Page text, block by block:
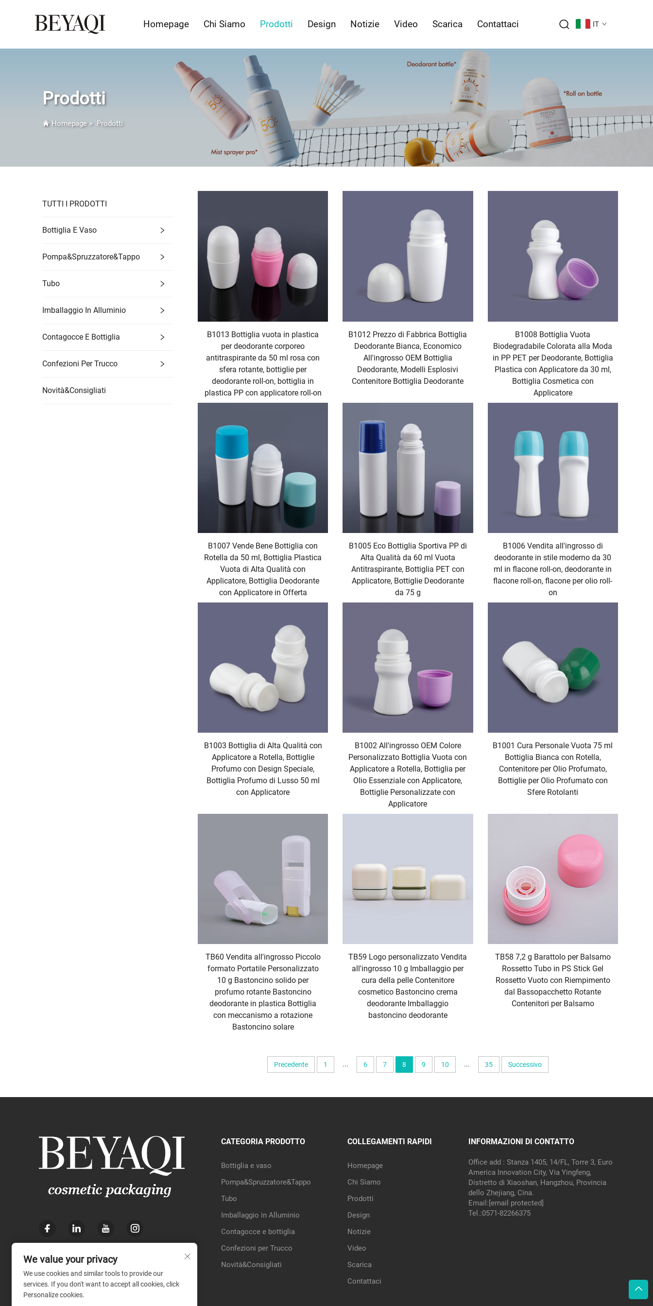
Homepage Chi Siamo Prodotti Design Notizie Video Scarica Contattaci IT
Prodotti
Homepage> Prodotti
TUTTI I PRODOTTI
Bottiglia E Vaso
Pompa&Spruzzatore&Tappo
Tubo
Imballaggio In Alluminio
Contagocce E Bottiglia
Confezioni Per Trucco
Novità&Consigliati
B1013 Bottiglia vuota in plastica
per deodorante corporeo
antitraspirante da 50 ml rosa con
sfera rotante, bottiglie per
deodorante roll-on, bottiglia in
plastica PP con applicatore roll-on
B1012 Prezzo di Fabbrica Bottiglia
Deodorante Bianca, Economico
All'ingrosso OEM Bottiglia
Deodorante, Modelli Esplosivi
Contenitore Bottiglia Deodorante
B1008 Bottiglia Vuota
Biodegradabile Colorata alla Moda
in PP PET per Deodorante, Bottiglia
Plastica con Applicatore da 30 ml,
Bottiglia Cosmetica con
Applicatore
B1007 Vende Bene Bottiglia con
Rotella da 50 ml, Bottiglia Plastica
Vuota di Alta Qualità con
Applicatore, Bottiglia Deodorante
con Applicatore in Offerta
B1005 Eco Bottiglia Sportiva PP di
Alta Qualità da 60 ml Vuota
Antitraspirante, Bottiglia PET con
Applicatore, Bottiglie Deodorante
da 75 g
B1006 Vendita all'ingrosso di
deodorante in stile moderno da 30
ml in flacone roll-on, deodorante in
flacone roll-on, flacone per olio roll-
on
B1003 Bottiglia di Alta Qualità con
Applicatore a Rotella, Bottiglie
Profumo con Design Speciale,
Bottiglia Profumo di Lusso 50 ml
con Applicatore
B1002 All'ingrosso OEM Colore
Personalizzato Bottiglia Vuota con
Applicatore a Rotella, Bottiglia per
Olio Essenziale con Applicatore,
Bottiglie Personalizzate con
Applicatore
B1001 Cura Personale Vuota 75 ml
Bottiglia Bianca con Rotella,
Contenitore per Olio Profumato,
Bottiglie per Olio Profumato con
Sfere Rotolanti
TB60 Vendita all'ingrosso Piccolo
formato Portatile Personalizzato
10 g Bastoncino solido per
profumo rotante Bastoncino
deodorante in plastica Bottiglia
con meccanismo a rotazione
Bastoncino solare
TB59 Logo personalizzato Vendita
all'ingrosso 10 g Imballaggio per
cura della pelle Contenitore
cosmetico Bastoncino crema
deodorante Imballaggio
bastoncino deodorante
TB58 7,2 g Barattolo per Balsamo
Rossetto Tubo in PS Stick Gel
Rossetto Vuoto con Riempimento
dal Bassopacchetto Rotante
Contenitori per Balsamo
Precedente 1 ... 6 7 8 9 10 ... 35 Successivo
CATEGORIA PRODOTTO
Bottiglia e vaso
Pompa&Spruzzatore&Tappo
Tubo
Imballaggio in Alluminio
Contagocce e bottiglia
Confezioni per Trucco
Novità&Consigliati
COLLEGAMENTI RAPIDI
Homepage
Chi Siamo
Prodotti
Design
Notizie
Video
Scarica
Contattaci
INFORMAZIONI DI CONTATTO
Office add : Stanza 1405, 14/FL, Torre 3, Euro
America Innovation City, Via Yingfeng,
Distretto di Xiaoshan, Hangzhou, Provincia
dello Zhejiang, Cina.
Email: [email protected]
Tel.:0571-82266375
We value your privacy
We use cookies and similar tools to provide our
services. If you don't want to accept all cookies, click
Personalize cookies.